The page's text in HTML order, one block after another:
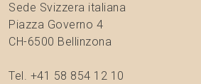
Sede Svizzera italiana
Piazza Governo 4
CH-6500 Bellinzona
Tel. +41 58 854 12 10